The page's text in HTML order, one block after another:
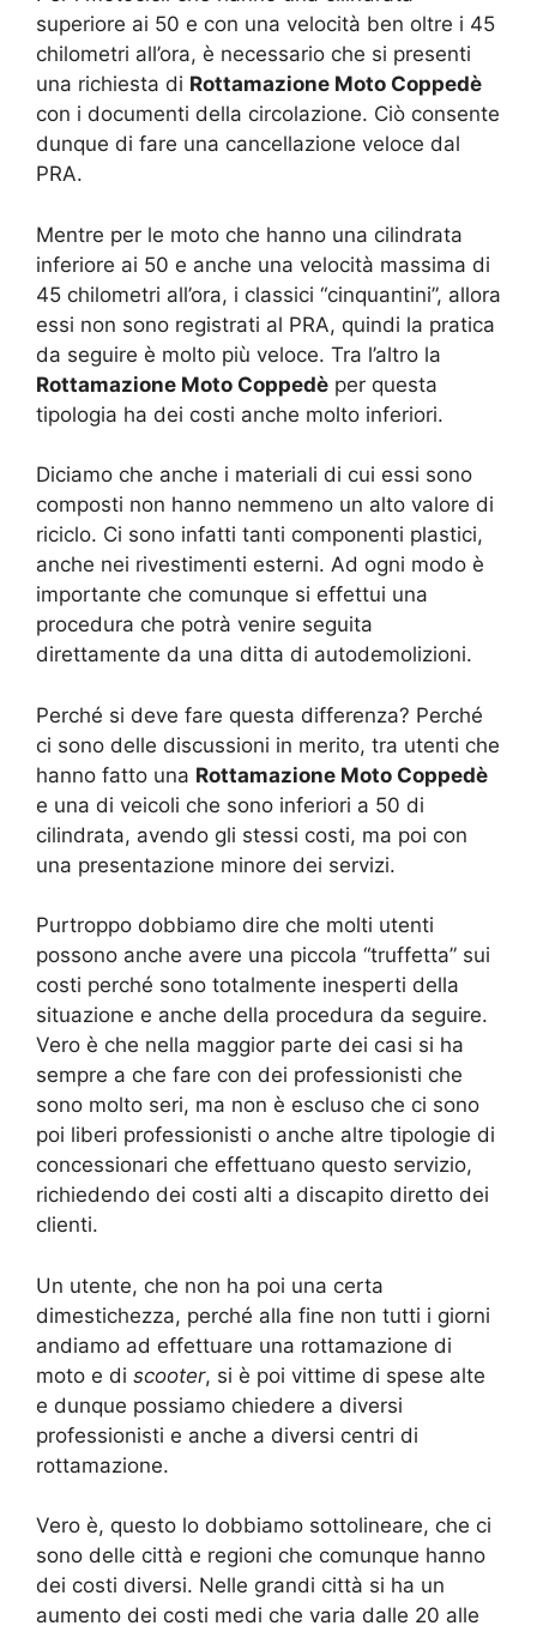
superiore ai 50 e con una velocità ben oltre i 45
chilometri all’ora, è necessario che si presenti
una richiesta di Rottamazione Moto Coppedè
con i documenti della circolazione. Ciò consente
dunque di fare una cancellazione veloce dal
PRA.
Mentre per le moto che hanno una cilindrata
inferiore ai 50 e anche una velocità massima di
45 chilometri all’ora, i classici “cinquantini”, allora
essi non sono registrati al PRA, quindi la pratica
da seguire è molto più veloce. Tra l’altro la
Rottamazione Moto Coppedè per questa
tipologia ha dei costi anche molto inferiori.
Diciamo che anche i materiali di cui essi sono
composti non hanno nemmeno un alto valore di
riciclo. Ci sono infatti tanti componenti plastici,
anche nei rivestimenti esterni. Ad ogni modo è
importante che comunque si effettui una
procedura che potrà venire seguita
direttamente da una ditta di autodemolizioni.
Perché si deve fare questa differenza? Perché
ci sono delle discussioni in merito, tra utenti che
hanno fatto una Rottamazione Moto Coppedè
e una di veicoli che sono inferiori a 50 di
cilindrata, avendo gli stessi costi, ma poi con
una presentazione minore dei servizi.
Purtroppo dobbiamo dire che molti utenti
possono anche avere una piccola “truffetta” sui
costi perché sono totalmente inesperti della
situazione e anche della procedura da seguire.
Vero è che nella maggior parte dei casi si ha
sempre a che fare con dei professionisti che
sono molto seri, ma non è escluso che ci sono
poi liberi professionisti o anche altre tipologie di
concessionari che effettuano questo servizio,
richiedendo dei costi alti a discapito diretto dei
clienti.
Un utente, che non ha poi una certa
dimestichezza, perché alla fine non tutti i giorni
andiamo ad effettuare una rottamazione di
moto e di scooter, si è poi vittime di spese alte
e dunque possiamo chiedere a diversi
professionisti e anche a diversi centri di
rottamazione.
Vero è, questo lo dobbiamo sottolineare, che ci
sono delle città e regioni che comunque hanno
dei costi diversi. Nelle grandi città si ha un
aumento dei costi medi che varia dalle 20 alle